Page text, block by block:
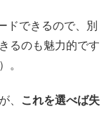
ドできるので、別
るのも魅力的です
。
、
これを選べば失